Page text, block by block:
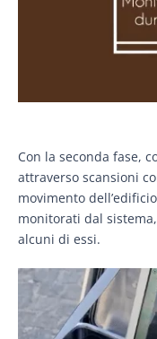
Con la seconda fase,
attraverso scansioni
movimento
monitorati dal
alcuni di essi.